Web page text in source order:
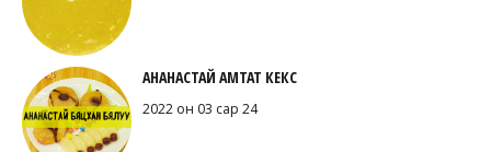
АНАНАСТАЙ АМТАТ КЕКС
2022 он 03 сар 24